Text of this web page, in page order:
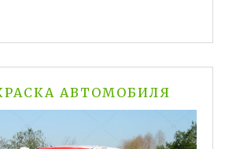
АВТОМОБИЛЯ